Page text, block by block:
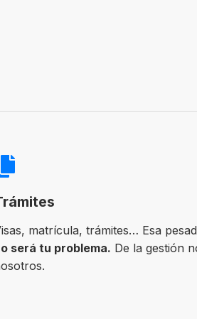
matrícula, trámites… Esa
será tu problema. De la gestión